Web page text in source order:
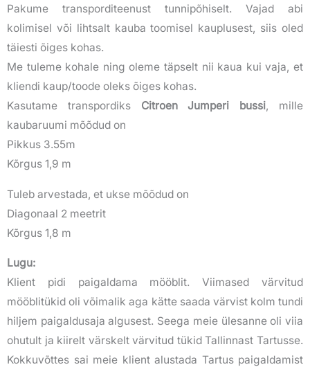
Pakume transporditeenust tunnipõhiselt. Vajad abi
kolimisel või lihtsalt kauba toomisel kauplusest, siis oled
täiesti õiges kohas.
Me tuleme kohale ning oleme täpselt nii kaua kui vaja, et
kliendi kaup/toode oleks õiges kohas.
Kasutame transpordiks Citroen Jumperi bussi, mille
kaubaruumi mõõdud on
Pikkus 3.55m
Kõrgus 1,9 m
Tuleb arvestada, et ukse mõõdud on
Diagonaal 2 meetrit
Kõrgus 1,8 m
Lugu:
Klient pidi paigaldama mööblit. Viimased värvitud
mööblitükid oli võimalik aga kätte saada värvist kolm tundi
hiljem paigaldusaja algusest. Seega meie ülesanne oli viia
ohutult ja kiirelt värskelt värvitud tükid Tallinnast Tartusse.
Kokkuvõttes sai meie klient alustada Tartus paigaldamist